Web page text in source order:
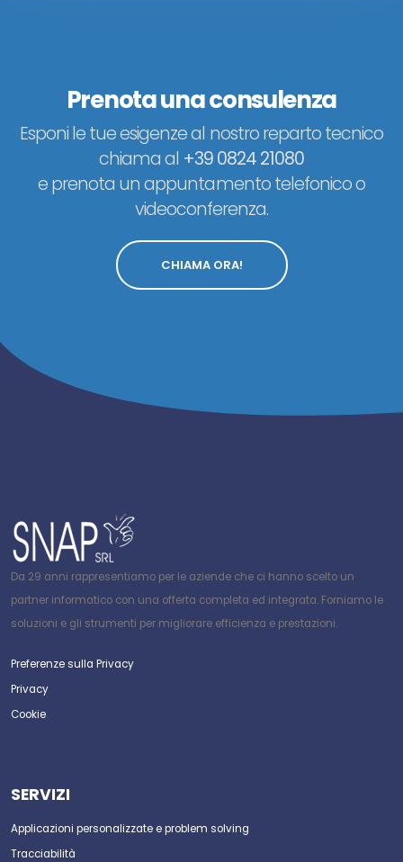
Prenota una consulenza
Esponi le tue esigenze al nostro reparto tecnico
chiama al +39 0824 21080
e prenota un appuntamento telefonico o
videoconferenza.
CHIAMA ORA!
Da 29 anni rappresentiamo per le aziende che ci hanno scelto un
partner informatico con una offerta completa ed integrata. Forniamo le
soluzioni e gli strumenti per migliorare efficienza e prestazioni.
Preferenze sulla Privacy
Privacy
Cookie
SERVIZI
Applicazioni personalizzate e problem solving
Tracciabilità